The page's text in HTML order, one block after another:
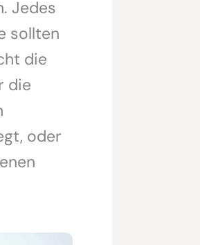
Jedes
sollten
die
die
oder